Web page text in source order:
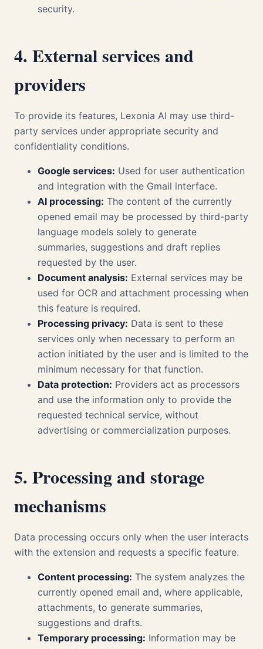
security.
4. External services and
providers
To provide its features, Lexonia AI may use third-
party services under appropriate security and
confidentiality conditions.
Google services: Used for user authentication
and integration with the Gmail interface.
AI processing: The content of the currently
opened email may be processed by third-party
language models solely to generate
summaries, suggestions and draft replies
requested by the user.
Document analysis: External services may be
used for OCR and attachment processing when
this feature is required.
Processing privacy: Data is sent to these
services only when necessary to perform an
action initiated by the user and is limited to the
minimum necessary for that function.
Data protection: Providers act as processors
and use the information only to provide the
requested technical service, without
advertising or commercialization purposes.
5. Processing and storage
mechanisms
Data processing occurs only when the user interacts
with the extension and requests a specific feature.
Content processing: The system analyzes the
currently opened email and, where applicable,
attachments, to generate summaries,
suggestions and drafts.
Temporary processing: Information may be